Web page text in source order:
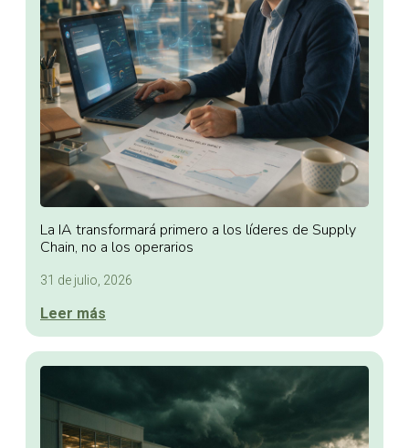
La IA transformará primero a los líderes de Supply
Chain, no a los operarios
31 de julio, 2026
Leer más